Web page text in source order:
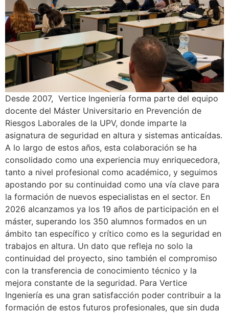
Desde 2007, Vertice Ingeniería forma parte del equipo
docente del Máster Universitario en Prevención de
Riesgos Laborales de la UPV, donde imparte la
asignatura de seguridad en altura y sistemas anticaídas.
A lo largo de estos años, esta colaboración se ha
consolidado como una experiencia muy enriquecedora,
tanto a nivel profesional como académico, y seguimos
apostando por su continuidad como una vía clave para
la formación de nuevos especialistas en el sector. En
2026 alcanzamos ya los 19 años de participación en el
máster, superando los 350 alumnos formados en un
ámbito tan específico y crítico como es la seguridad en
trabajos en altura. Un dato que refleja no solo la
continuidad del proyecto, sino también el compromiso
con la transferencia de conocimiento técnico y la
mejora constante de la seguridad. Para Vertice
Ingeniería es una gran satisfacción poder contribuir a la
formación de estos futuros profesionales, que sin duda